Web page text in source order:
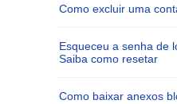
Como excluir uma
Esqueceu a senha de
Saiba como resetar
Como baixar anexos